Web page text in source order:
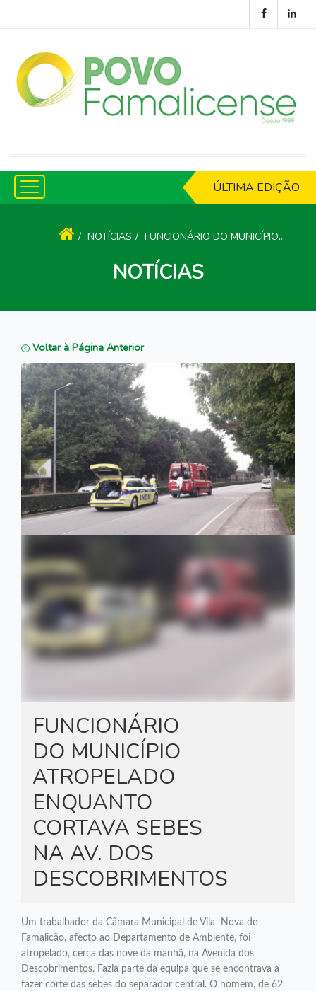
ÚLTIMA EDIÇÃO
NOTÍCIAS FUNCIONÁRIO DO MUNICÍPIO ATROPELADO ENQUANTO CORTAVA SEBES NA AV. DOS DESCOBRIMENTOS
NOTÍCIAS
Voltar à Página Anterior
FUNCIONÁRIO
DO MUNICÍPIO
ATROPELADO
ENQUANTO
CORTAVA SEBES
NA AV. DOS
DESCOBRIMENTOS
Um trabalhador da Câmara Municipal de Vila Nova de
Famalicão, afecto ao Departamento de Ambiente, foi
atropelado, cerca das nove da manhã, na Avenida dos
Descobrimentos. Fazia parte da equipa que se encontrava a
fazer corte das sebes do separador central. O homem, de 62